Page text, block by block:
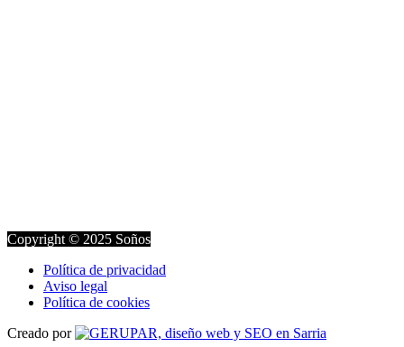
Copyright © 2025 Soños
Política de privacidad
Aviso legal
Política de cookies
Creado por